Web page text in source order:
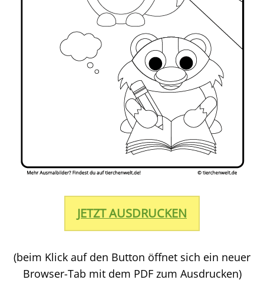
JETZT AUSDRUCKEN
(beim Klick auf den Button öffnet sich ein neuer
Browser-Tab mit dem PDF zum Ausdrucken)